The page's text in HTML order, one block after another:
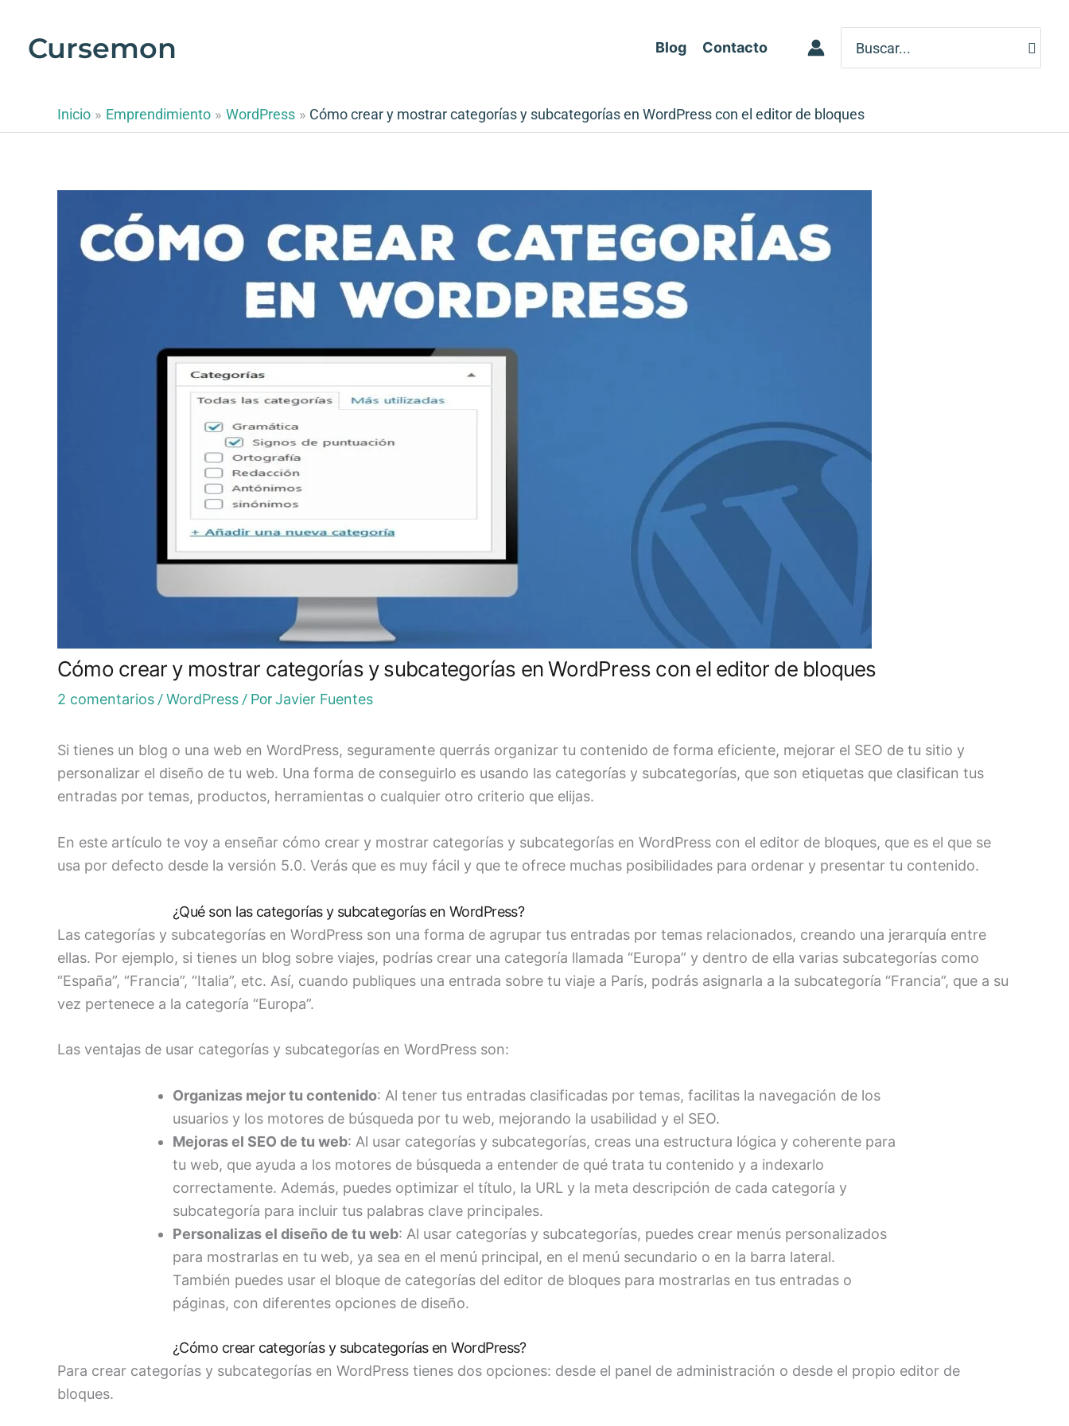
contenido
Cursemon Blog Contacto
for:
Inicio Emprendimiento WordPress Cómo crear y mostrar categorías y subcategorías en WordPress con el editor de bloques
Cómo crear y mostrar categorías y subcategorías en WordPress con el editor de bloques
2 comentarios /WordPress / PorJavier Fuentes
Si tienes un blog o una web en WordPress, seguramente querrás organizar tu contenido de forma eficiente, mejorar el SEO de tu sitio y
personalizar el diseño de tu web. Una forma de conseguirlo es usando las categorías y subcategorías, que son etiquetas que clasifican tus
entradas por temas, productos, herramientas o cualquier otro criterio que elijas.
En este artículo te voy a enseñar cómo crear y mostrar categorías y subcategorías en WordPress con el editor de bloques, que es el que se
usa por defecto desde la versión 5.0. Verás que es muy fácil y que te ofrece muchas posibilidades para ordenar y presentar tu contenido.
¿Qué son las categorías y subcategorías en WordPress?
Las categorías y subcategorías en WordPress son una forma de agrupar tus entradas por temas relacionados, creando una jerarquía entre
ellas. Por ejemplo, si tienes un blog sobre viajes, podrías crear una categoría llamada “Europa” y dentro de ella varias subcategorías como
“España”, “Francia”, “Italia”, etc. Así, cuando publiques una entrada sobre tu viaje a París, podrás asignarla a la subcategoría “Francia”, que a su
vez pertenece a la categoría “Europa”.
Las ventajas de usar categorías y subcategorías en WordPress son:
Organizas mejor tu contenido: Al tener tus entradas clasificadas por temas, facilitas la navegación de los
usuarios y los motores de búsqueda por tu web, mejorando la usabilidad y el SEO.
Mejoras el SEO de tu web: Al usar categorías y subcategorías, creas una estructura lógica y coherente para
tu web, que ayuda a los motores de búsqueda a entender de qué trata tu contenido y a indexarlo
correctamente. Además, puedes optimizar el título, la URL y la meta descripción de cada categoría y
subcategoría para incluir tus palabras clave principales.
Personalizas el diseño de tu web: Al usar categorías y subcategorías, puedes crear menús personalizados
para mostrarlas en tu web, ya sea en el menú principal, en el menú secundario o en la barra lateral.
También puedes usar el bloque de categorías del editor de bloques para mostrarlas en tus entradas o
páginas, con diferentes opciones de diseño.
¿Cómo crear categorías y subcategorías en WordPress?
Para crear categorías y subcategorías en WordPress tienes dos opciones: desde el panel de administración o desde el propio editor de
bloques.